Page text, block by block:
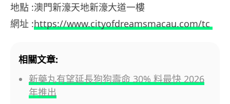
地點 :澳門新濠天地新濠大道一樓
網址 :https://www.cityofdreamsmacau.com/tc
相關文章:
新藥丸有望延長狗狗壽命 30% 料最快 2026
年推出